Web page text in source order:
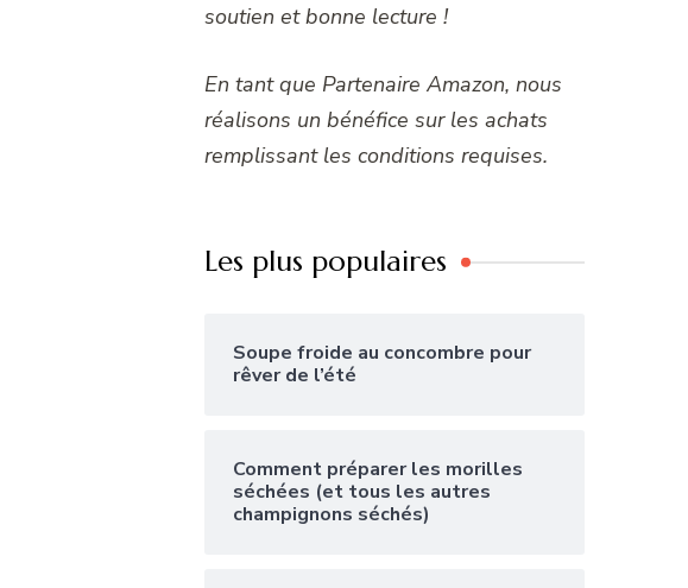
soutien et bonne lecture !
En tant que Partenaire Amazon, nous
réalisons un bénéfice sur les achats
remplissant les conditions requises.
Les plus populaires
Soupe froide au concombre pour
rêver de l’été
Comment préparer les morilles
séchées (et tous les autres
champignons séchés)